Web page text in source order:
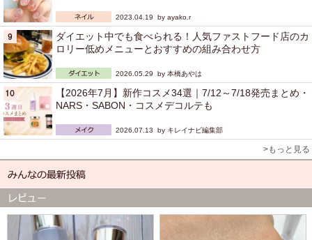
2023.04.19 by ayako.r
ダイエット中でも食べられる！人気ファストフード店のカ
ロリー低めメニューとおすすめの組み合わせ方
2026.05.29 by 本橋あやは
【2026年7月】新作コスメ34選｜7/12～7/18発売まとめ・
NARS・SABON・コスメデコルテも
2026.07.13 by キレイナビ編集部
>もっと見る